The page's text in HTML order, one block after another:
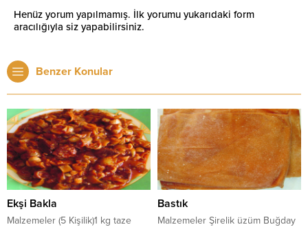
Henüz yorum yapılmamış. İlk yorumu yukarıdaki form
aracılığıyla siz yapabilirsiniz.
Benzer Konular
Ekşi Bakla
Malzemeler (5 Kişilik)1 kg taze
Bastık
Malzemeler Şirelik üzüm Buğday